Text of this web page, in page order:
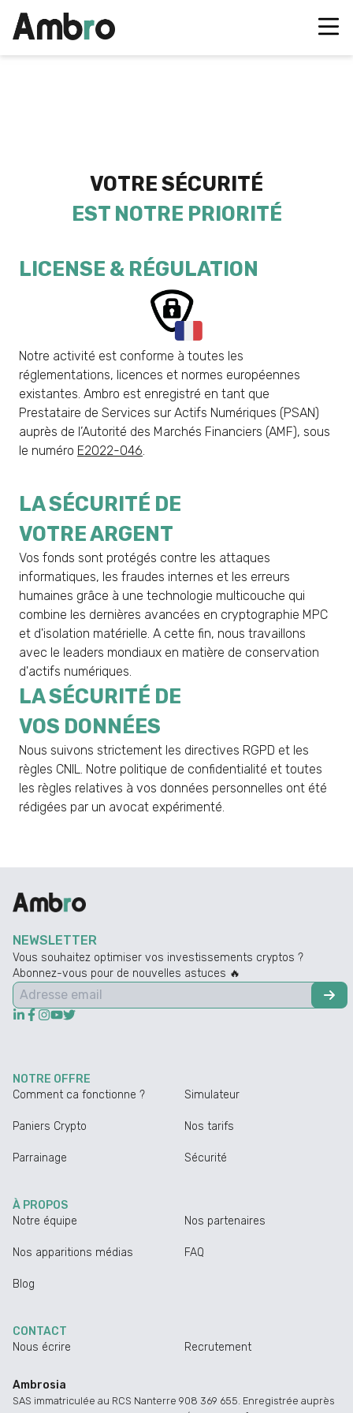
VOTRE SÉCURITÉ
EST NOTRE PRIORITÉ
LICENSE & RÉGULATION
Notre activité est conforme à toutes les
réglementations, licences et normes européennes
existantes. Ambro est enregistré en tant que
Prestataire de Services sur Actifs Numériques (PSAN)
auprès de l’Autorité des Marchés Financiers (AMF), sous
le numéro E2022-046.
LA SÉCURITÉ DE
VOTRE ARGENT
Vos fonds sont protégés contre les attaques
informatiques, les fraudes internes et les erreurs
humaines grâce à une technologie multicouche qui
combine les dernières avancées en cryptographie MPC
et d'isolation matérielle. A cette fin, nous travaillons
avec le leaders mondiaux en matière de conservation
d'actifs numériques.
LA SÉCURITÉ DE
VOS DONNÉES
Nous suivons strictement les directives RGPD et les
règles CNIL. Notre politique de confidentialité et toutes
les règles relatives à vos données personnelles ont été
rédigées par un avocat expérimenté.
NEWSLETTER
Vous souhaitez optimiser vos investissements cryptos ?
Abonnez-vous pour de nouvelles astuces 🔥
NOTRE OFFRE
Comment ca fonctionne ?
Simulateur
Paniers Crypto Nos tarifs
Parrainage Sécurité
À PROPOS
Notre équipe
Nos partenaires
Nos apparitions médias FAQ
Blog
CONTACT
Nous écrire
Recrutement
Ambrosia
SAS immatriculée au RCS Nanterre 908 369 655. Enregistrée auprès